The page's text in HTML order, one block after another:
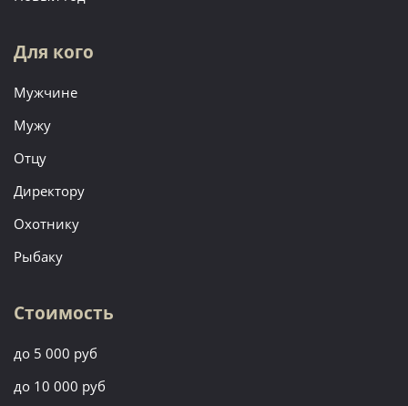
Для кого
Мужчине
Мужу
Отцу
Директору
Охотнику
Рыбаку
Стоимость
до 5 000 руб
до 10 000 руб